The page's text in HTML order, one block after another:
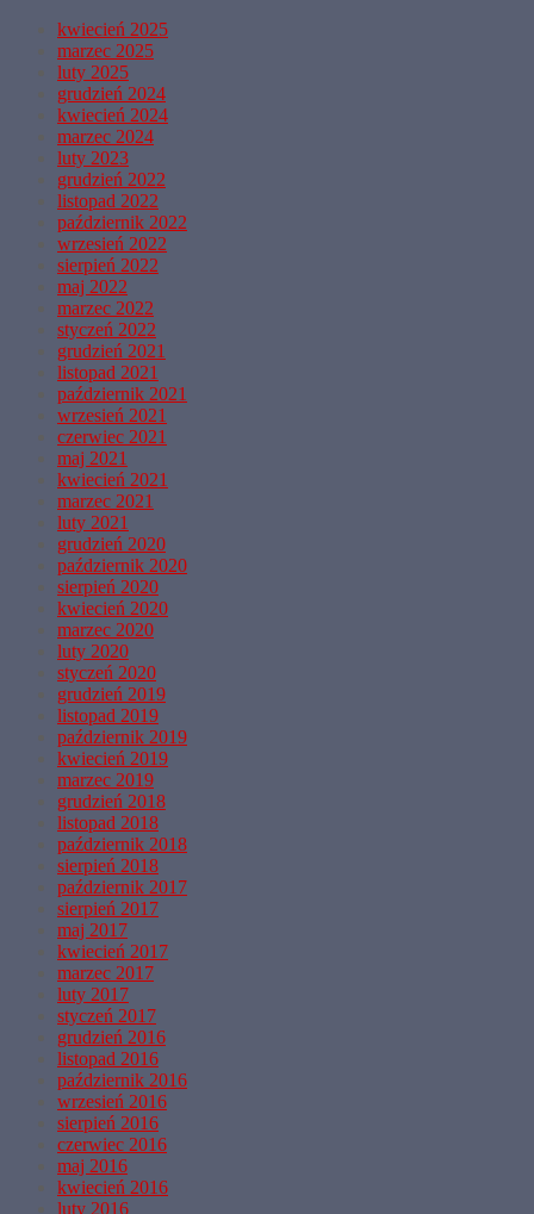
kwiecień 2025
marzec 2025
luty 2025
grudzień 2024
kwiecień 2024
marzec 2024
luty 2023
grudzień 2022
listopad 2022
październik 2022
wrzesień 2022
sierpień 2022
maj 2022
marzec 2022
styczeń 2022
grudzień 2021
listopad 2021
październik 2021
wrzesień 2021
czerwiec 2021
maj 2021
kwiecień 2021
marzec 2021
luty 2021
grudzień 2020
październik 2020
sierpień 2020
kwiecień 2020
marzec 2020
luty 2020
styczeń 2020
grudzień 2019
listopad 2019
październik 2019
kwiecień 2019
marzec 2019
grudzień 2018
listopad 2018
październik 2018
sierpień 2018
październik 2017
sierpień 2017
maj 2017
kwiecień 2017
marzec 2017
luty 2017
styczeń 2017
grudzień 2016
listopad 2016
październik 2016
wrzesień 2016
sierpień 2016
czerwiec 2016
maj 2016
kwiecień 2016
luty 2016